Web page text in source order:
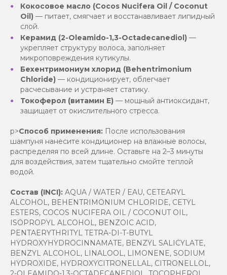
Кокосовое масло (Cocos Nucifera Oil / Coconut
Oil) — питает, смягчает и восстанавливает липидный
слой.
Керамид (2-Oleamido-1,3-Octadecanediol) —
укрепляет структуру волоса, заполняет
микроповреждения кутикулы.
Бехентримониум хлорид (Behentrimonium
Chloride) — кондиционирует, облегчает
расчесывание и устраняет статику.
Токоферол (витамин Е) — мощный антиоксидант,
защищает от окислительного стресса.
p>Способ применения: После использования
шампуня нанесите кондиционер на влажные волосы,
распределяя по всей длине. Оставьте на 2–3 минуты
для воздействия, затем тщательно смойте теплой
водой.
Состав (INCI): AQUA / WATER / EAU, CETEARYL
ALCOHOL, BEHENTRIMONIUM CHLORIDE, CETYL
ESTERS, COCOS NUCIFERA OIL / COCONUT OIL,
ISOPROPYL ALCOHOL, BENZOIC ACID,
PENTAERYTHRITYL TETRA-DI-T-BUTYL
HYDROXYHYDROCINNAMATE, BENZYL SALICYLATE,
BENZYL ALCOHOL, LINALOOL, LIMONENE, SODIUM
HYDROXIDE, HYDROXYCITRONELLAL, CITRONELLOL,